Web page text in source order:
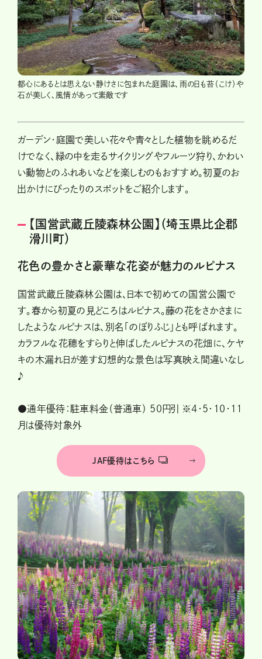
都心にあるとは思えない静けさに包まれた庭園は、雨の日も苔（こけ）や
石が美しく、風情があって素敵です
ガーデン・庭園で美しい花々や青々とした植物を眺めるだ
けでなく、緑の中を走るサイクリングやフルーツ狩り、かわい
い動物とのふれあいなどを楽しむのもおすすめ。初夏のお
出かけにぴったりのスポットをご紹介します。
【国営武蔵丘陵森林公園】（埼玉県比企郡
滑川町）
花色の豊かさと豪華な花姿が魅力のルピナス
国営武蔵丘陵森林公園は、日本で初めての国営公園で
す。春から初夏の見どころはルピナス。藤の花をさかさまに
したようなルピナスは、別名「のぼりふじ」とも呼ばれます。
カラフルな花穂をすらりと伸ばしたルピナスの花畑に、ケヤ
キの木漏れ日が差す幻想的な景色は写真映え間違いなし
♪
●通年優待：駐車料金（普通車） 50円引 ※4・5・10・11
月は優待対象外
JAF優待はこちら